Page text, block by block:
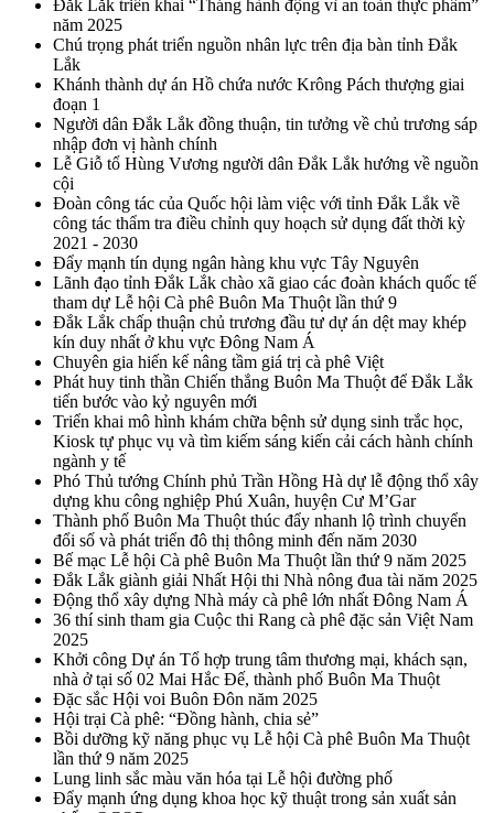
Đắk Lắk triển khai “Tháng hành động vì an toàn thực phẩm”
năm 2025
Chú trọng phát triển nguồn nhân lực trên địa bàn tỉnh Đắk
Lắk
Khánh thành dự án Hồ chứa nước Krông Pách thượng giai
đoạn 1
Người dân Đắk Lắk đồng thuận, tin tưởng về chủ trương sáp
nhập đơn vị hành chính
Lễ Giỗ tổ Hùng Vương người dân Đắk Lắk hướng về nguồn
cội
Đoàn công tác của Quốc hội làm việc với tỉnh Đắk Lắk về
công tác thẩm tra điều chỉnh quy hoạch sử dụng đất thời kỳ
2021 - 2030
Đẩy mạnh tín dụng ngân hàng khu vực Tây Nguyên
Lãnh đạo tỉnh Đắk Lắk chào xã giao các đoàn khách quốc tế
tham dự Lễ hội Cà phê Buôn Ma Thuột lần thứ 9
Đắk Lắk chấp thuận chủ trương đầu tư dự án dệt may khép
kín duy nhất ở khu vực Đông Nam Á
Chuyên gia hiến kế nâng tầm giá trị cà phê Việt
Phát huy tinh thần Chiến thắng Buôn Ma Thuột để Đắk Lắk
tiến bước vào kỷ nguyên mới
Triển khai mô hình khám chữa bệnh sử dụng sinh trắc học,
Kiosk tự phục vụ và tìm kiếm sáng kiến cải cách hành chính
ngành y tế
Phó Thủ tướng Chính phủ Trần Hồng Hà dự lễ động thổ xây
dựng khu công nghiệp Phú Xuân, huyện Cư M’Gar
Thành phố Buôn Ma Thuột thúc đẩy nhanh lộ trình chuyển
đổi số và phát triển đô thị thông minh đến năm 2030
Bế mạc Lễ hội Cà phê Buôn Ma Thuột lần thứ 9 năm 2025
Đắk Lắk giành giải Nhất Hội thi Nhà nông đua tài năm 2025
Động thổ xây dựng Nhà máy cà phê lớn nhất Đông Nam Á
36 thí sinh tham gia Cuộc thi Rang cà phê đặc sản Việt Nam
2025
Khởi công Dự án Tổ hợp trung tâm thương mại, khách sạn,
nhà ở tại số 02 Mai Hắc Đế, thành phố Buôn Ma Thuột
Đặc sắc Hội voi Buôn Đôn năm 2025
Hội trại Cà phê: “Đồng hành, chia sẻ”
Bồi dưỡng kỹ năng phục vụ Lễ hội Cà phê Buôn Ma Thuột
lần thứ 9 năm 2025
Lung linh sắc màu văn hóa tại Lễ hội đường phố
Đẩy mạnh ứng dụng khoa học kỹ thuật trong sản xuất sản